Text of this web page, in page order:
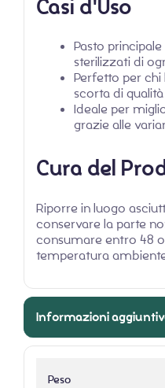
Casi d'Uso
Pasto
sterilizzati di
Perfetto per
scorta di
Ideale per
grazie alle
Cura del
Riporre in luogo
conservare la parte
consumare entro 48
temperatura
Informazioni
Peso